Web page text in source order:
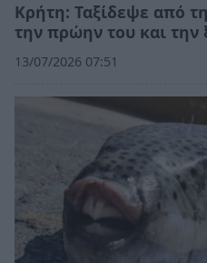
Κρήτη: Ταξίδεψε από
την πρώην του και την
13/07/2026 07:51